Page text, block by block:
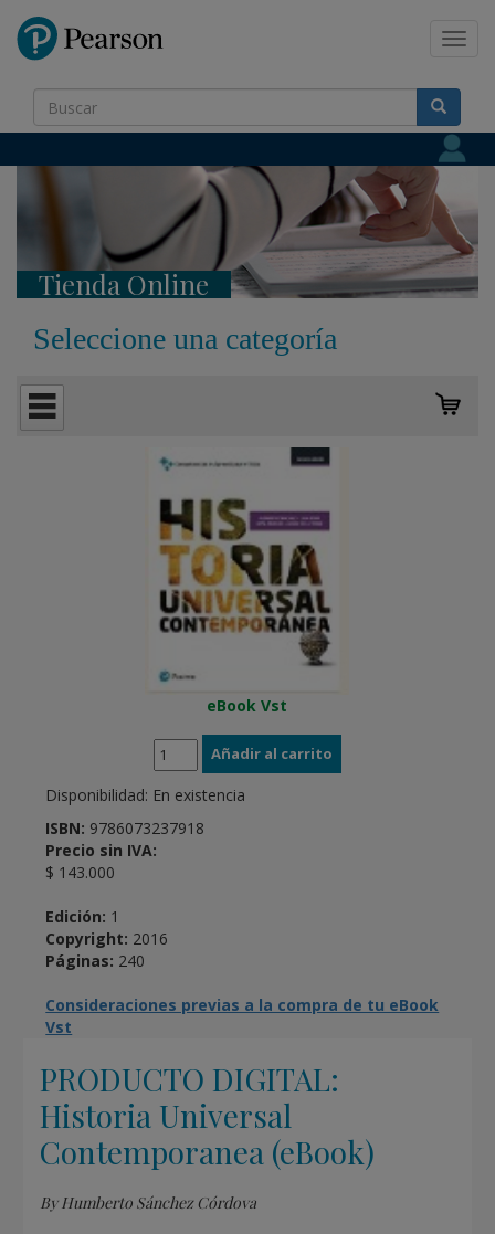
Tienda Online
Seleccione una categoría
eBook Vst
Disponibilidad: En existencia
ISBN: 9786073237918
Precio sin IVA:
$ 143.000
Edición: 1
Copyright: 2016
Páginas: 240
Consideraciones previas a la compra de tu eBook
Vst
PRODUCTO DIGITAL:
Historia Universal
Contemporanea (eBook)
By Humberto Sánchez Córdova